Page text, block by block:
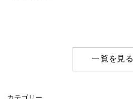
一覧を見る